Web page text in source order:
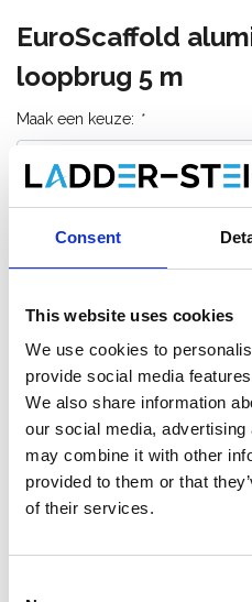
Consent
This website uses cookies
We use cookies to
provide social media
We also share information
our social media,
may combine it with other
provided to them or that
of their services.
EuroScaffold
loopbrug 5 m
Maak een keuze: *
€665,00 €750,57 Excl. Btw
€804,65 €908,19
Incl. BTW
Verzending binnen 1-3
Toevoegen